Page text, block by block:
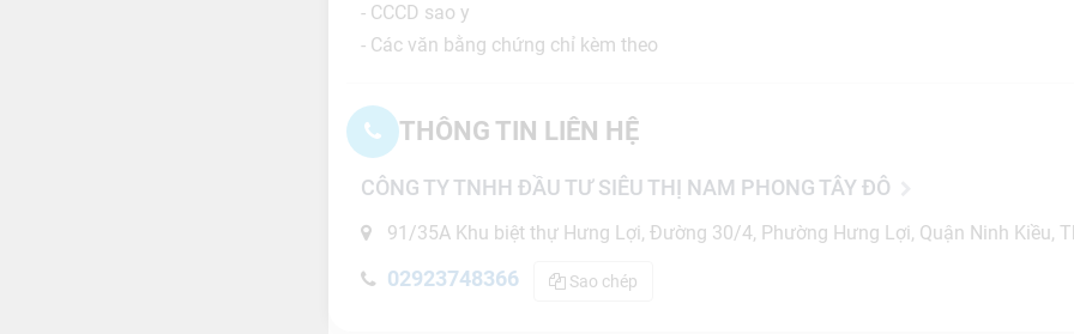
- CCCD sao y
- Các văn bằng chứng chỉ kèm theo
THÔNG TIN LIÊN HỆ
CÔNG TY TNHH ĐẦU TƯ SIÊU THỊ NAM PHONG TÂY ĐÔ
91/35A Khu biệt thự Hưng Lợi, Đường 30/4, Phường Hưng Lợi, Quận Ninh Kiều,
02923748366 Sao chép